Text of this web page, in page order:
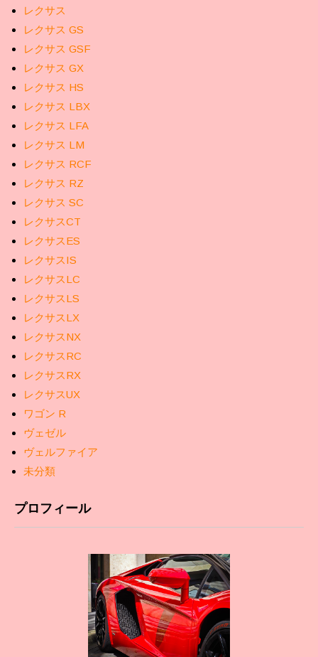
レクサス
レクサス GS
レクサス GSF
レクサス GX
レクサス HS
レクサス LBX
レクサス LFA
レクサス LM
レクサス RCF
レクサス RZ
レクサス SC
レクサスCT
レクサスES
レクサスIS
レクサスLC
レクサスLS
レクサスLX
レクサスNX
レクサスRC
レクサスRX
レクサスUX
ワゴン R
ヴェゼル
ヴェルファイア
未分類
プロフィール